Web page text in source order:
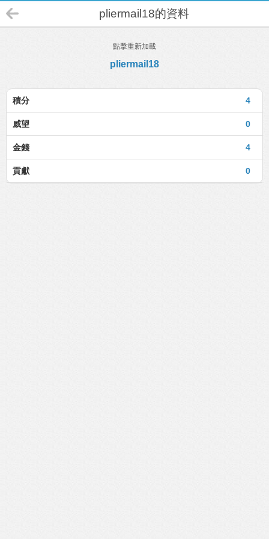
pliermail18的資料
點擊重新加載
pliermail18
4
積分
0
威望
4
金錢
0
貢獻